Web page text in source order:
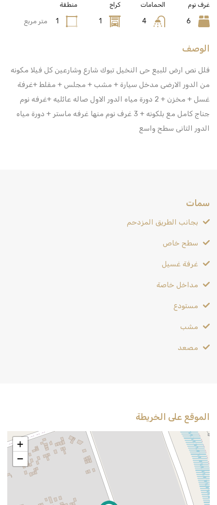
غرف نوم
6
الحمامات
4
كراج
1
منطقة
1 متر مربع
الوصف
فلل نص ارض للبيع حى النخيل تبوك شارع وشارعين كل فيلا مكونه
من الدور الارضى مدخل سيارة + مشب + مجلس + مقلط +غرفة
غسل + مخزن + 2 دورة مياه الدور الاول صاله عائليه +غرفه نوم
جناج كامل مع بلكونه + 3 غرف نوم منها غرفه ماستر + دورة مياه
الدور التانى سطح واسع
سمات
بجانب الطريق المزدحم
سطح خاص
غرفة غسيل
مداخل خاصة
مستودع
مشب
مصعد
الموقع على الخريطة
+
−